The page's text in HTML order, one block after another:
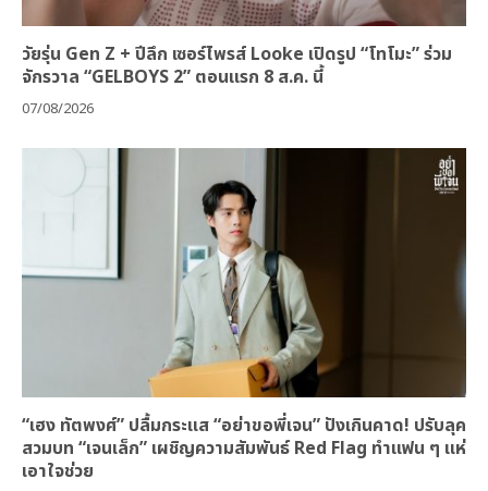
วัยรุ่น Gen Z + ปีลึก เซอร์ไพรส์ Looke เปิดรูป “โทโมะ” ร่วม
จักรวาล “GELBOYS 2” ตอนแรก 8 ส.ค. นี้
07/08/2026
“เฮง ทัตพงศ์” ปลื้มกระแส “อย่าขอพี่เจน” ปังเกินคาด! ปรับลุค
สวมบท “เจนเล็ก” เผชิญความสัมพันธ์ Red Flag ทำแฟน ๆ แห่
เอาใจช่วย